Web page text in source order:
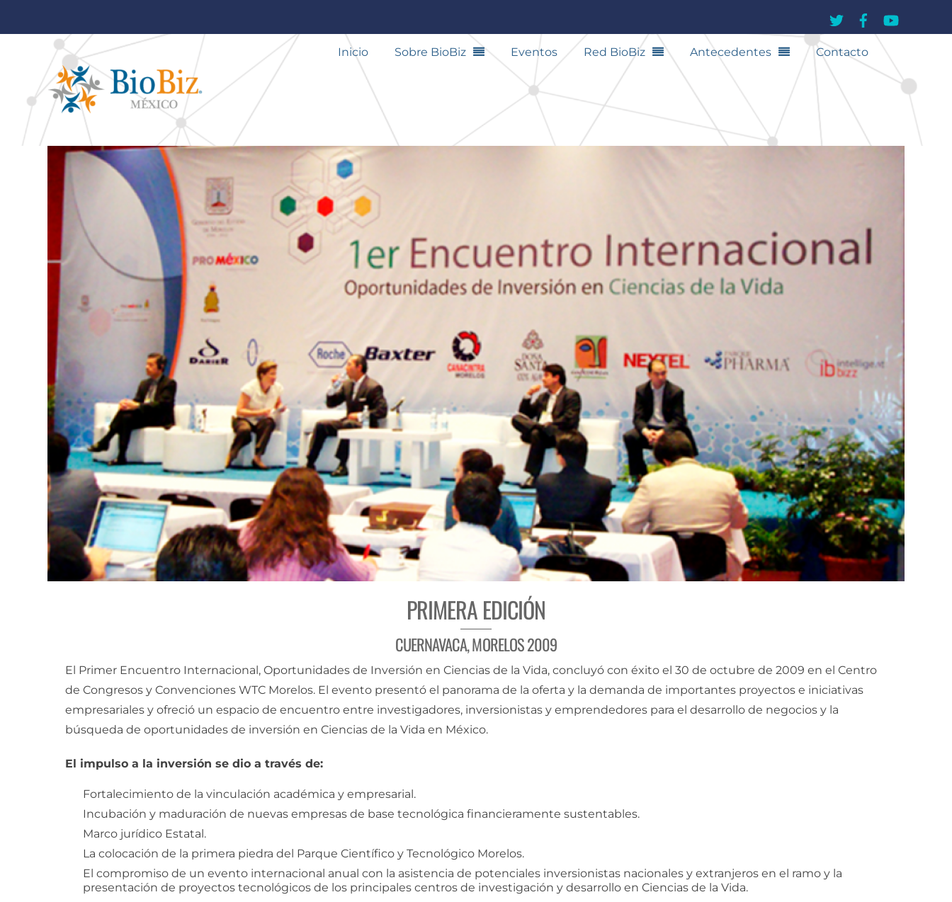
Inicio Sobre BioBiz Eventos Red BioBiz Antecedentes Contacto
MORELOS 2009
PRIMERA EDICIÓN
CUERNAVACA, MORELOS 2009
El Primer Encuentro Internacional, Oportunidades de Inversión en Ciencias de la Vida, concluyó con éxito el 30 de octubre de 2009 en el Centro
de Congresos y Convenciones WTC Morelos. El evento presentó el panorama de la oferta y la demanda de importantes proyectos e iniciativas
empresariales y ofreció un espacio de encuentro entre investigadores, inversionistas y emprendedores para el desarrollo de negocios y la
búsqueda de oportunidades de inversión en Ciencias de la Vida en México.
El impulso a la inversión se dio a través de:
Fortalecimiento de la vinculación académica y empresarial.
Incubación y maduración de nuevas empresas de base tecnológica financieramente sustentables.
Marco jurídico Estatal.
La colocación de la primera piedra del Parque Científico y Tecnológico Morelos.
El compromiso de un evento internacional anual con la asistencia de potenciales inversionistas nacionales y extranjeros en el ramo y la
presentación de proyectos tecnológicos de los principales centros de investigación y desarrollo en Ciencias de la Vida.